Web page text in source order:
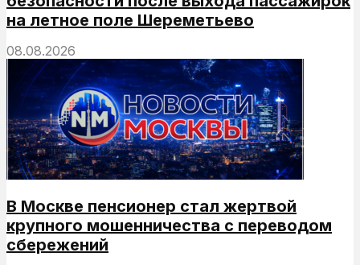
на летное поле Шереметьево
08.08.2026
В Москве пенсионер стал жертвой
крупного мошенничества с переводом
сбережений